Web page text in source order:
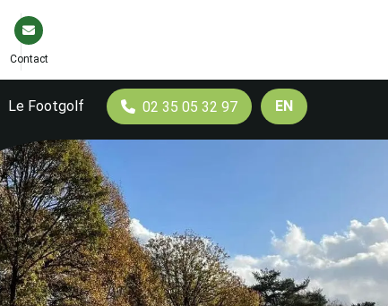
Contact
Le Footgolf EN
02 35 05 32 97